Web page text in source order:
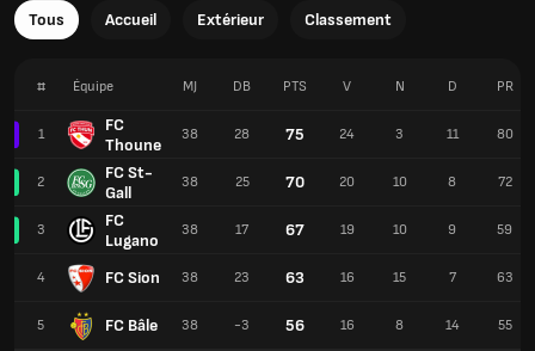
Tous Accueil Extérieur Classement
# Équipe
1
FC
Thoune
2
FC St-
Gall
3
FC
Lugano
4 FC Sion
5 FC Bâle
MJ DB PTS V N D PR
38 28 75 24 3 11 80
38 25 70 20 10 8 72
38 17 67 19 10 9 59
38 23 63 16 15 7 63
38 -3 56 16 8 14 55